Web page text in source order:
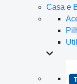
Casa e